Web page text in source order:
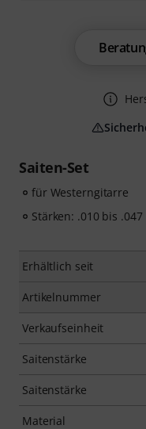
Saiten-Set
für Westerngitarre
Stärken: .010 bis .047
Erhältlich seit
Artikelnummer
Verkaufseinheit
Saitenstärke
Saitenstärke
Material